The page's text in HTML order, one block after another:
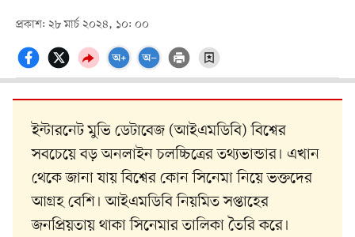
প্রকাশ: ২৮ মার্চ ২০২৪, ১০: ০০
ইন্টারনেট মুভি ডেটাবেজ (আইএমডিবি) বিশ্বের
সবচেয়ে বড় অনলাইন চলচ্চিত্রের তথ্যভান্ডার। এখান
থেকে জানা যায় বিশ্বের কোন সিনেমা নিয়ে ভক্তদের
আগ্রহ বেশি। আইএমডিবি নিয়মিত সপ্তাহের
জনপ্রিয়তায় থাকা সিনেমার তালিকা তৈরি করে।